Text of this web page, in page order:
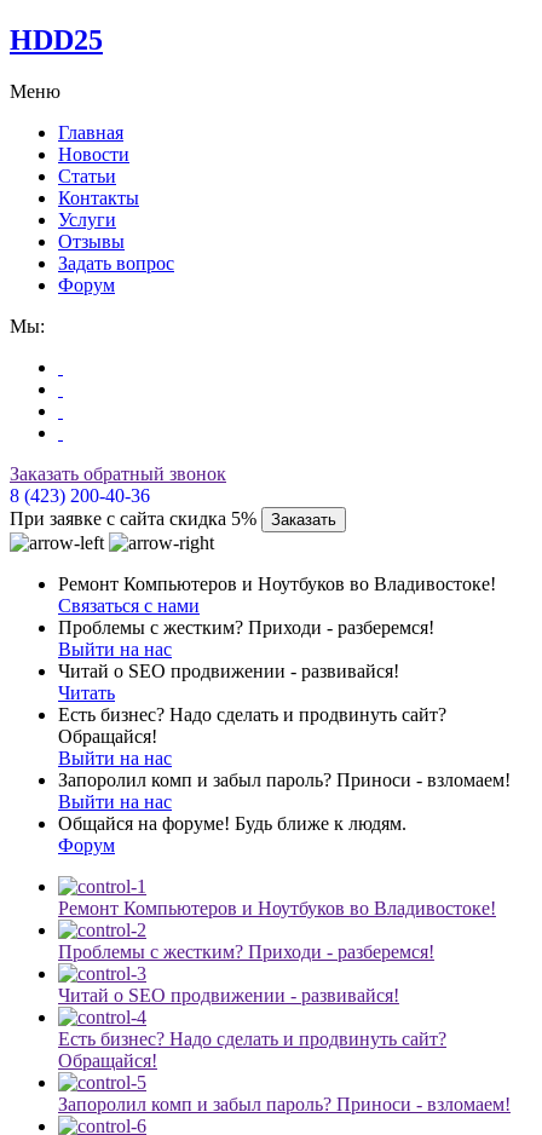
HDD25
Меню
Главная
Новости
Статьи
Контакты
Услуги
Отзывы
Задать вопрос
Форум
Мы:
Заказать обратный звонок
8 (423) 200-40-36
При заявке с сайта скидка 5%
Заказать
Ремонт Компьютеров и Ноутбуков во Владивостоке!
Связаться с нами
Проблемы с жестким? Приходи - разберемся!
Выйти на нас
Читай о SEO продвижении - развивайся!
Читать
Есть бизнес? Надо сделать и продвинуть сайт?
Обращайся!
Выйти на нас
Запоролил комп и забыл пароль? Приноси - взломаем!
Выйти на нас
Общайся на форуме! Будь ближе к людям.
Форум
Ремонт Компьютеров и Ноутбуков во Владивостоке!
Проблемы с жестким? Приходи - разберемся!
Читай о SEO продвижении - развивайся!
Есть бизнес? Надо сделать и продвинуть сайт?
Обращайся!
Запоролил комп и забыл пароль? Приноси - взломаем!